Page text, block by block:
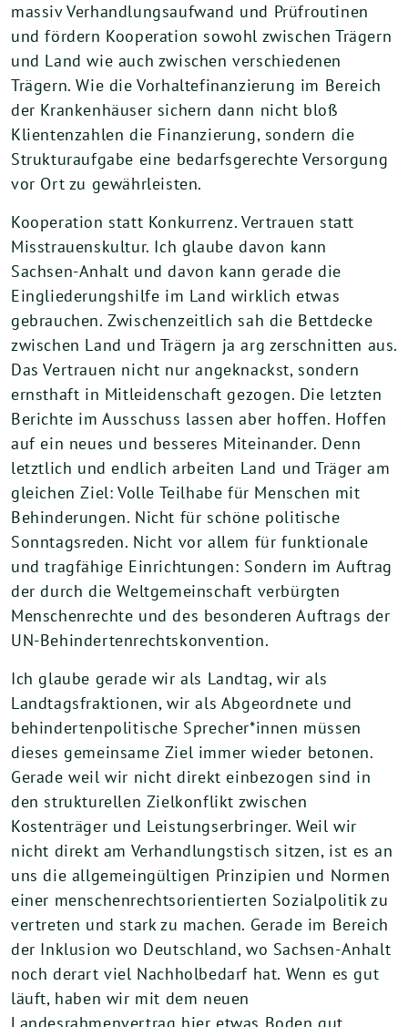
massiv Verhandlungsaufwand und Prüfroutinen
und fördern Kooperation sowohl zwischen Trägern
und Land wie auch zwischen verschiedenen
Trägern. Wie die Vorhaltefinanzierung im Bereich
der Krankenhäuser sichern dann nicht bloß
Klientenzahlen die Finanzierung, sondern die
Strukturaufgabe eine bedarfsgerechte Versorgung
vor Ort zu gewährleisten.
Kooperation statt Konkurrenz. Vertrauen statt
Misstrauenskultur. Ich glaube davon kann
Sachsen-Anhalt und davon kann gerade die
Eingliederungshilfe im Land wirklich etwas
gebrauchen. Zwischenzeitlich sah die Bettdecke
zwischen Land und Trägern ja arg zerschnitten aus.
Das Vertrauen nicht nur angeknackst, sondern
ernsthaft in Mitleidenschaft gezogen. Die letzten
Berichte im Ausschuss lassen aber hoffen. Hoffen
auf ein neues und besseres Miteinander. Denn
letztlich und endlich arbeiten Land und Träger am
gleichen Ziel: Volle Teilhabe für Menschen mit
Behinderungen. Nicht für schöne politische
Sonntagsreden. Nicht vor allem für funktionale
und tragfähige Einrichtungen: Sondern im Auftrag
der durch die Weltgemeinschaft verbürgten
Menschenrechte und des besonderen Auftrags der
UN-Behindertenrechtskonvention.
Ich glaube gerade wir als Landtag, wir als
Landtagsfraktionen, wir als Abgeordnete und
behindertenpolitische Sprecher*innen müssen
dieses gemeinsame Ziel immer wieder betonen.
Gerade weil wir nicht direkt einbezogen sind in
den strukturellen Zielkonflikt zwischen
Kostenträger und Leistungserbringer. Weil wir
nicht direkt am Verhandlungstisch sitzen, ist es an
uns die allgemeingültigen Prinzipien und Normen
einer menschenrechtsorientierten Sozialpolitik zu
vertreten und stark zu machen. Gerade im Bereich
der Inklusion wo Deutschland, wo Sachsen-Anhalt
noch derart viel Nachholbedarf hat. Wenn es gut
läuft, haben wir mit dem neuen